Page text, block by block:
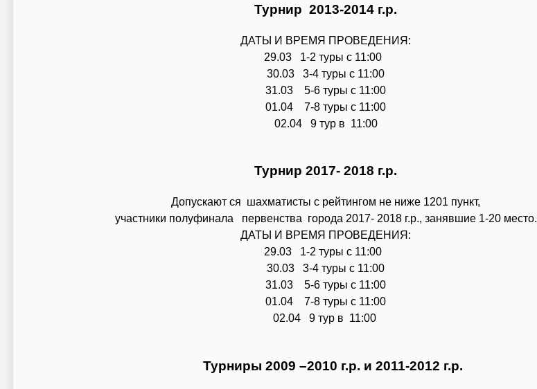
Турнир 2013-2014 г.р.
ДАТЫ И ВРЕМЯ ПРОВЕДЕНИЯ:
29.03 1-2 туры с 11:00
30.03 3-4 туры с 11:00
31.03 5-6 туры с 11:00
01.04 7-8 туры с 11:00
02.04 9 тур в 11:00
Турнир 2017- 2018 г.р.
Допускают ся шахматисты с рейтингом не ниже 1201 пункт,
участники полуфинала первенства города 2017- 2018 г.р., занявшие 1-20 место.
ДАТЫ И ВРЕМЯ ПРОВЕДЕНИЯ:
29.03 1-2 туры с 11:00
30.03 3-4 туры с 11:00
31.03 5-6 туры с 11:00
01.04 7-8 туры с 11:00
02.04 9 тур в 11:00
Турниры 2009 –2010 г.р. и 2011-2012 г.р.